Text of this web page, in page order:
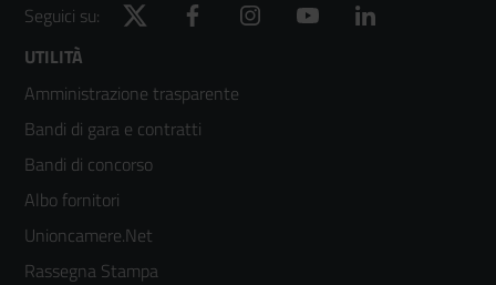
Seguici su:
Twitter Facebook Instagram YouTube
Footer
menù
colonna
2
UTILITÀ
Amministrazione trasparente
Bandi di gara e contratti
Bandi di concorso
Albo fornitori
Unioncamere.Net
Rassegna Stampa